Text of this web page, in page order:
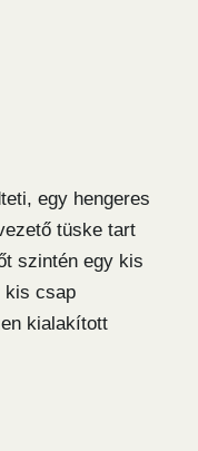
egy hengeres
tüske tart
szintén egy kis
kis csap
kialakított